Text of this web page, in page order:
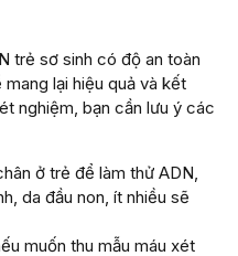
trẻ sơ sinh có độ an toàn
lại hiệu quả và kết
nghiệm, bạn cần lưu ý các
ở trẻ để làm thử ADN,
da đầu non, ít nhiều sẽ
muốn thu mẫu máu xét